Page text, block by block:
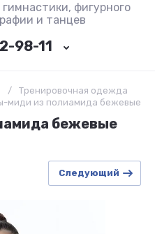
фигурного
и танцев
98-11
/
Тренировочная одежда
миди из полиамида бежевые
бежевые
Следующий